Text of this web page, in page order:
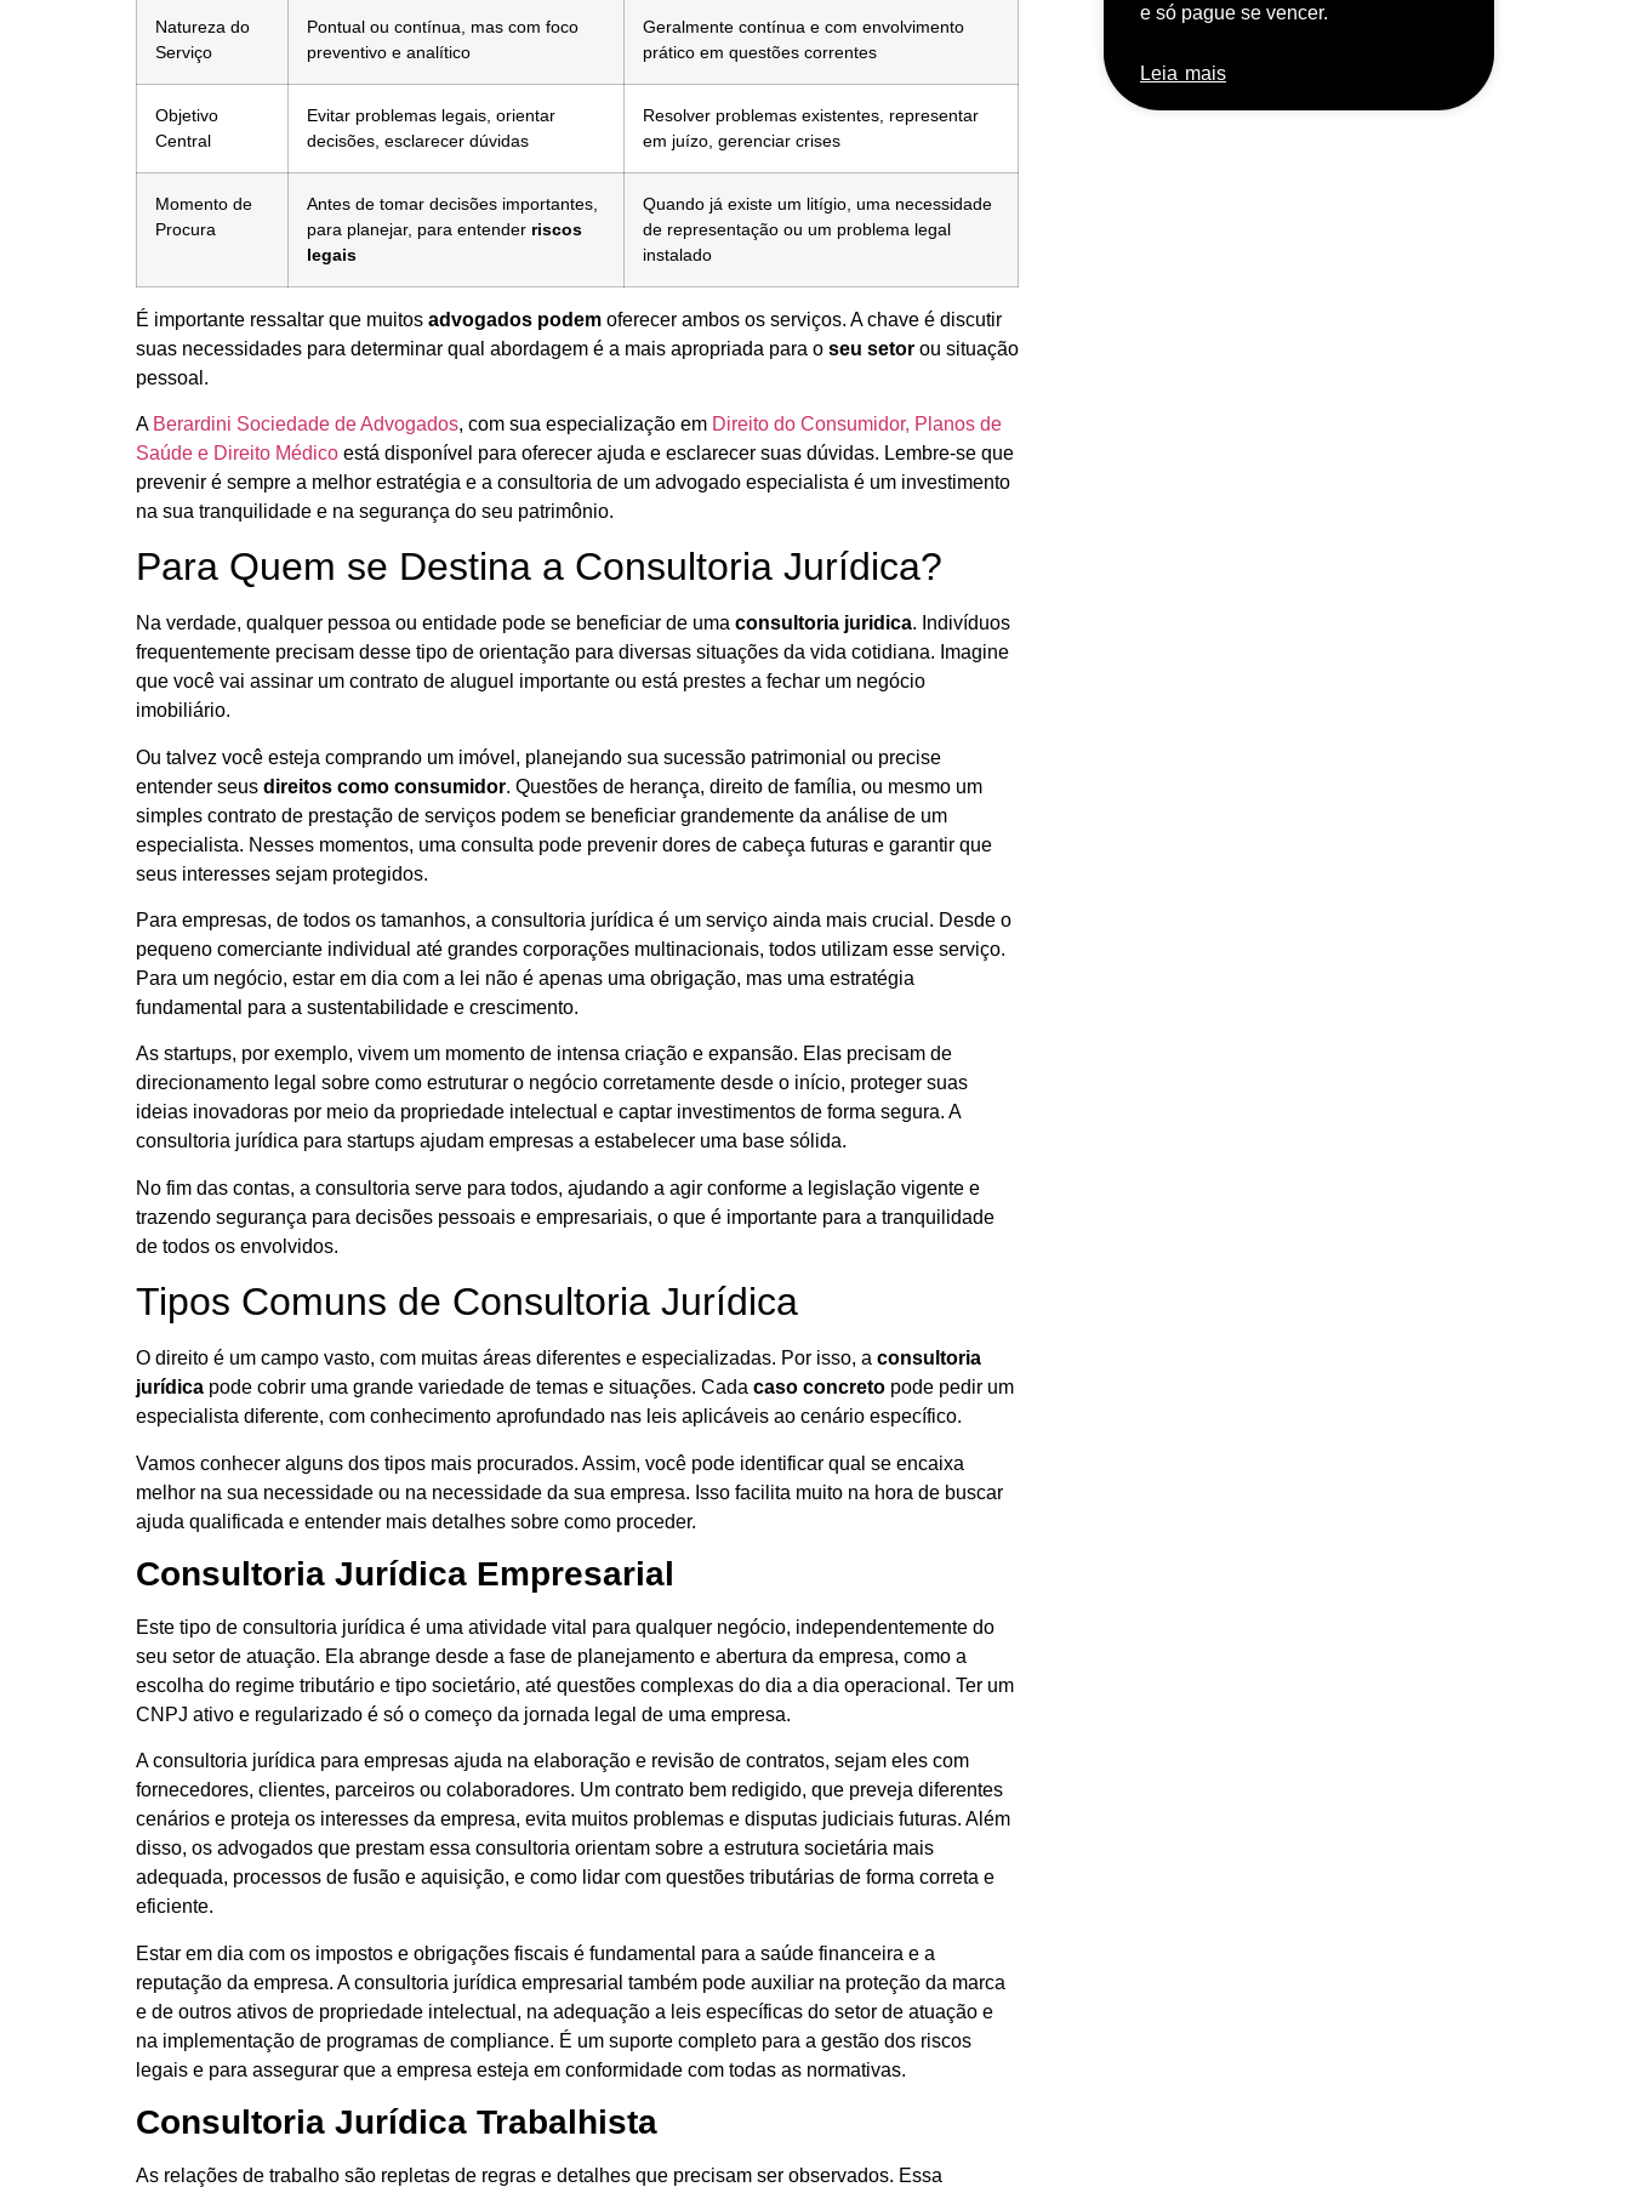
Natureza do
Serviço
Pontual ou contínua, mas com foco
preventivo e analítico
Geralmente contínua e com envolvimento
prático em questões correntes
Objetivo
Central
Evitar problemas legais, orientar
decisões, esclarecer dúvidas
Resolver problemas existentes, representar
em juízo, gerenciar crises
Momento de
Procura
Antes de tomar decisões importantes,
para planejar, para entender riscos
legais
Quando já existe um litígio, uma necessidade
de representação ou um problema legal
instalado
É importante ressaltar que muitos advogados podem oferecer ambos os serviços. A chave é discutir
suas necessidades para determinar qual abordagem é a mais apropriada para o seu setor ou situação
pessoal.
A Berardini Sociedade de Advogados, com sua especialização em Direito do Consumidor, Planos de
Saúde e Direito Médico está disponível para oferecer ajuda e esclarecer suas dúvidas. Lembre-se que
prevenir é sempre a melhor estratégia e a consultoria de um advogado especialista é um investimento
na sua tranquilidade e na segurança do seu patrimônio.
Para Quem se Destina a Consultoria Jurídica?
Na verdade, qualquer pessoa ou entidade pode se beneficiar de uma consultoria juridica. Indivíduos
frequentemente precisam desse tipo de orientação para diversas situações da vida cotidiana. Imagine
que você vai assinar um contrato de aluguel importante ou está prestes a fechar um negócio
imobiliário.
Ou talvez você esteja comprando um imóvel, planejando sua sucessão patrimonial ou precise
entender seus direitos como consumidor. Questões de herança, direito de família, ou mesmo um
simples contrato de prestação de serviços podem se beneficiar grandemente da análise de um
especialista. Nesses momentos, uma consulta pode prevenir dores de cabeça futuras e garantir que
seus interesses sejam protegidos.
Para empresas, de todos os tamanhos, a consultoria jurídica é um serviço ainda mais crucial. Desde o
pequeno comerciante individual até grandes corporações multinacionais, todos utilizam esse serviço.
Para um negócio, estar em dia com a lei não é apenas uma obrigação, mas uma estratégia
fundamental para a sustentabilidade e crescimento.
As startups, por exemplo, vivem um momento de intensa criação e expansão. Elas precisam de
direcionamento legal sobre como estruturar o negócio corretamente desde o início, proteger suas
ideias inovadoras por meio da propriedade intelectual e captar investimentos de forma segura. A
consultoria jurídica para startups ajudam empresas a estabelecer uma base sólida.
No fim das contas, a consultoria serve para todos, ajudando a agir conforme a legislação vigente e
trazendo segurança para decisões pessoais e empresariais, o que é importante para a tranquilidade
de todos os envolvidos.
Tipos Comuns de Consultoria Jurídica
O direito é um campo vasto, com muitas áreas diferentes e especializadas. Por isso, a consultoria
jurídica pode cobrir uma grande variedade de temas e situações. Cada caso concreto pode pedir um
especialista diferente, com conhecimento aprofundado nas leis aplicáveis ao cenário específico.
Vamos conhecer alguns dos tipos mais procurados. Assim, você pode identificar qual se encaixa
melhor na sua necessidade ou na necessidade da sua empresa. Isso facilita muito na hora de buscar
ajuda qualificada e entender mais detalhes sobre como proceder.
Consultoria Jurídica Empresarial
Este tipo de consultoria jurídica é uma atividade vital para qualquer negócio, independentemente do
seu setor de atuação. Ela abrange desde a fase de planejamento e abertura da empresa, como a
escolha do regime tributário e tipo societário, até questões complexas do dia a dia operacional. Ter um
CNPJ ativo e regularizado é só o começo da jornada legal de uma empresa.
A consultoria jurídica para empresas ajuda na elaboração e revisão de contratos, sejam eles com
fornecedores, clientes, parceiros ou colaboradores. Um contrato bem redigido, que preveja diferentes
cenários e proteja os interesses da empresa, evita muitos problemas e disputas judiciais futuras. Além
disso, os advogados que prestam essa consultoria orientam sobre a estrutura societária mais
adequada, processos de fusão e aquisição, e como lidar com questões tributárias de forma correta e
eficiente.
Estar em dia com os impostos e obrigações fiscais é fundamental para a saúde financeira e a
reputação da empresa. A consultoria jurídica empresarial também pode auxiliar na proteção da marca
e de outros ativos de propriedade intelectual, na adequação a leis específicas do setor de atuação e
na implementação de programas de compliance. É um suporte completo para a gestão dos riscos
legais e para assegurar que a empresa esteja em conformidade com todas as normativas.
Consultoria Jurídica Trabalhista
As relações de trabalho são repletas de regras e detalhes que precisam ser observados. Essa
e só pague se vencer.
Leia mais